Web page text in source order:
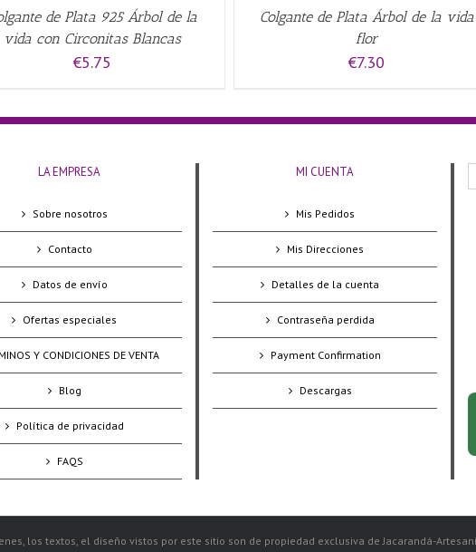
de Plata 925 Árbol de la
vida con Circonitas Blancas
€5.75
Colgante de Plata Árbol de la vida
flor
€7.30
LA EMPRESA
Sobre nosotros
Contacto
Datos de envío
Ofertas especiales
Y CONDICIONES DE VENTA
Blog
Política de privacidad
FAQS
MI CUENTA
Mis Pedidos
Mis Direcciones
Detalles de la cuenta
Contraseña perdida
Payment Confirmation
Descargas
los textos, el diseño vistos por este sitio son de propiedad exclusiva de Jacarandá-